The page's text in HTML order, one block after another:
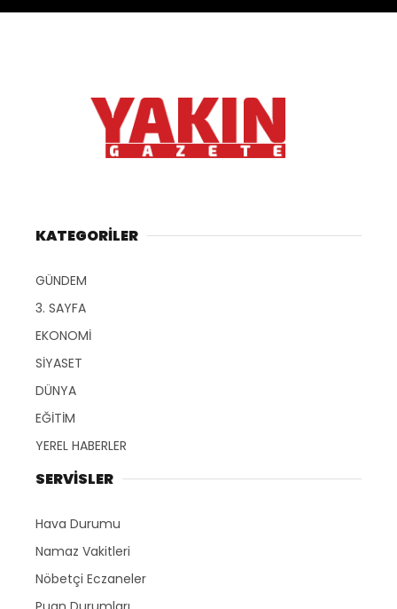
KATEGORİLER
GÜNDEM
3. SAYFA
EKONOMİ
SİYASET
DÜNYA
EĞİTİM
YEREL HABERLER
SERVİSLER
Hava Durumu
Namaz Vakitleri
Nöbetçi Eczaneler